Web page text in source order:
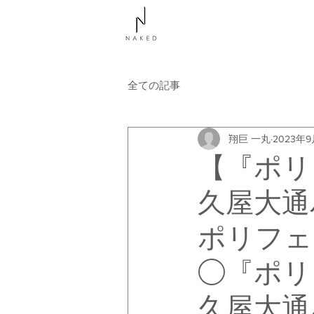
全ての記事
【『ポ
久屋大
ポリフ
翔巨 一丸 2023年9
◯『ポリ
久屋大